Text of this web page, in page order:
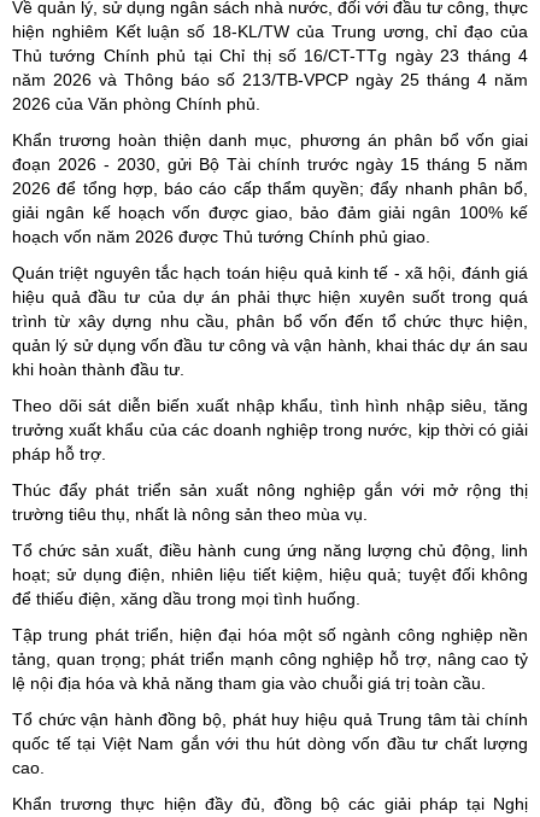
Về quản lý, sử dụng ngân sách nhà nước, đối với đầu tư công, thực
hiện nghiêm Kết luận số 18-KL/TW của Trung ương, chỉ đạo của
Thủ tướng Chính phủ tại Chỉ thị số 16/CT-TTg ngày 23 tháng 4
năm 2026 và Thông báo số 213/TB-VPCP ngày 25 tháng 4 năm
2026 của Văn phòng Chính phủ.
Khẩn trương hoàn thiện danh mục, phương án phân bổ vốn giai
đoạn 2026 - 2030, gửi Bộ Tài chính trước ngày 15 tháng 5 năm
2026 để tổng hợp, báo cáo cấp thẩm quyền; đẩy nhanh phân bổ,
giải ngân kế hoạch vốn được giao, bảo đảm giải ngân 100% kế
hoạch vốn năm 2026 được Thủ tướng Chính phủ giao.
Quán triệt nguyên tắc hạch toán hiệu quả kinh tế - xã hội, đánh giá
hiệu quả đầu tư của dự án phải thực hiện xuyên suốt trong quá
trình từ xây dựng nhu cầu, phân bổ vốn đến tổ chức thực hiện,
quản lý sử dụng vốn đầu tư công và vận hành, khai thác dự án sau
khi hoàn thành đầu tư.
Theo dõi sát diễn biến xuất nhập khẩu, tình hình nhập siêu, tăng
trưởng xuất khẩu của các doanh nghiệp trong nước, kịp thời có giải
pháp hỗ trợ.
Thúc đẩy phát triển sản xuất nông nghiệp gắn với mở rộng thị
trường tiêu thụ, nhất là nông sản theo mùa vụ.
Tổ chức sản xuất, điều hành cung ứng năng lượng chủ động, linh
hoạt; sử dụng điện, nhiên liệu tiết kiệm, hiệu quả; tuyệt đối không
để thiếu điện, xăng dầu trong mọi tình huống.
Tập trung phát triển, hiện đại hóa một số ngành công nghiệp nền
tảng, quan trọng; phát triển mạnh công nghiệp hỗ trợ, nâng cao tỷ
lệ nội địa hóa và khả năng tham gia vào chuỗi giá trị toàn cầu.
Tổ chức vận hành đồng bộ, phát huy hiệu quả Trung tâm tài chính
quốc tế tại Việt Nam gắn với thu hút dòng vốn đầu tư chất lượng
cao.
Khẩn trương thực hiện đầy đủ, đồng bộ các giải pháp tại Nghị